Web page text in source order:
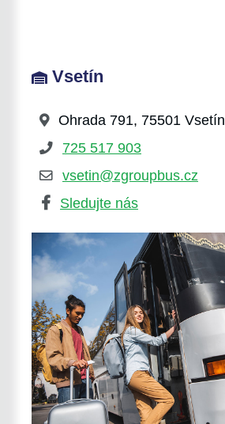
Vsetín
Ohrada 791, 75501 Vsetín
725 517 903
vsetin@zgroupbus.cz
Sledujte nás